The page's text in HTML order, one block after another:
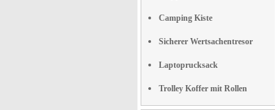
Camping Kiste
Sicherer Wertsachentresor
Laptoprucksack
Trolley Koffer mit Rollen